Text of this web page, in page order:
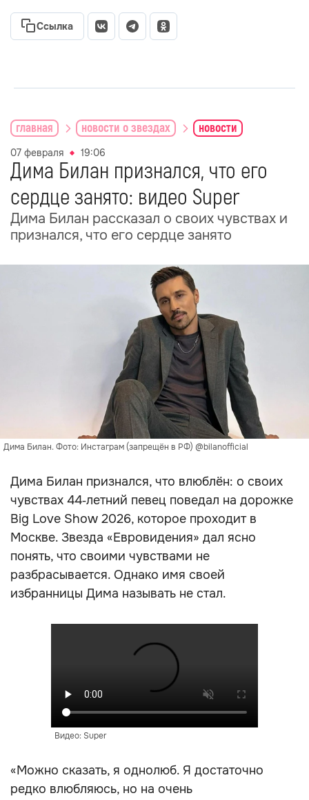
Ссылка
главная новости о звездах новости
07 февраля 19:06
Дима Билан признался, что его
сердце занято: видео Super
Дима Билан рассказал о своих чувствах и
признался, что его сердце занято
Дима Билан. Фото: Инстаграм (запрещён в РФ) @bilanofficial
Дима Билан признался, что влюблён: о своих
чувствах 44‑летний певец поведал на дорожке
Big Love Show 2026, которое проходит в
Москве. Звезда «Евровидения» дал ясно
понять, что своими чувствами не
разбрасывается. Однако имя своей
избранницы Дима называть не стал.
Видео: Super
«Можно сказать, я однолюб. Я достаточно
редко влюбляюсь, но на очень